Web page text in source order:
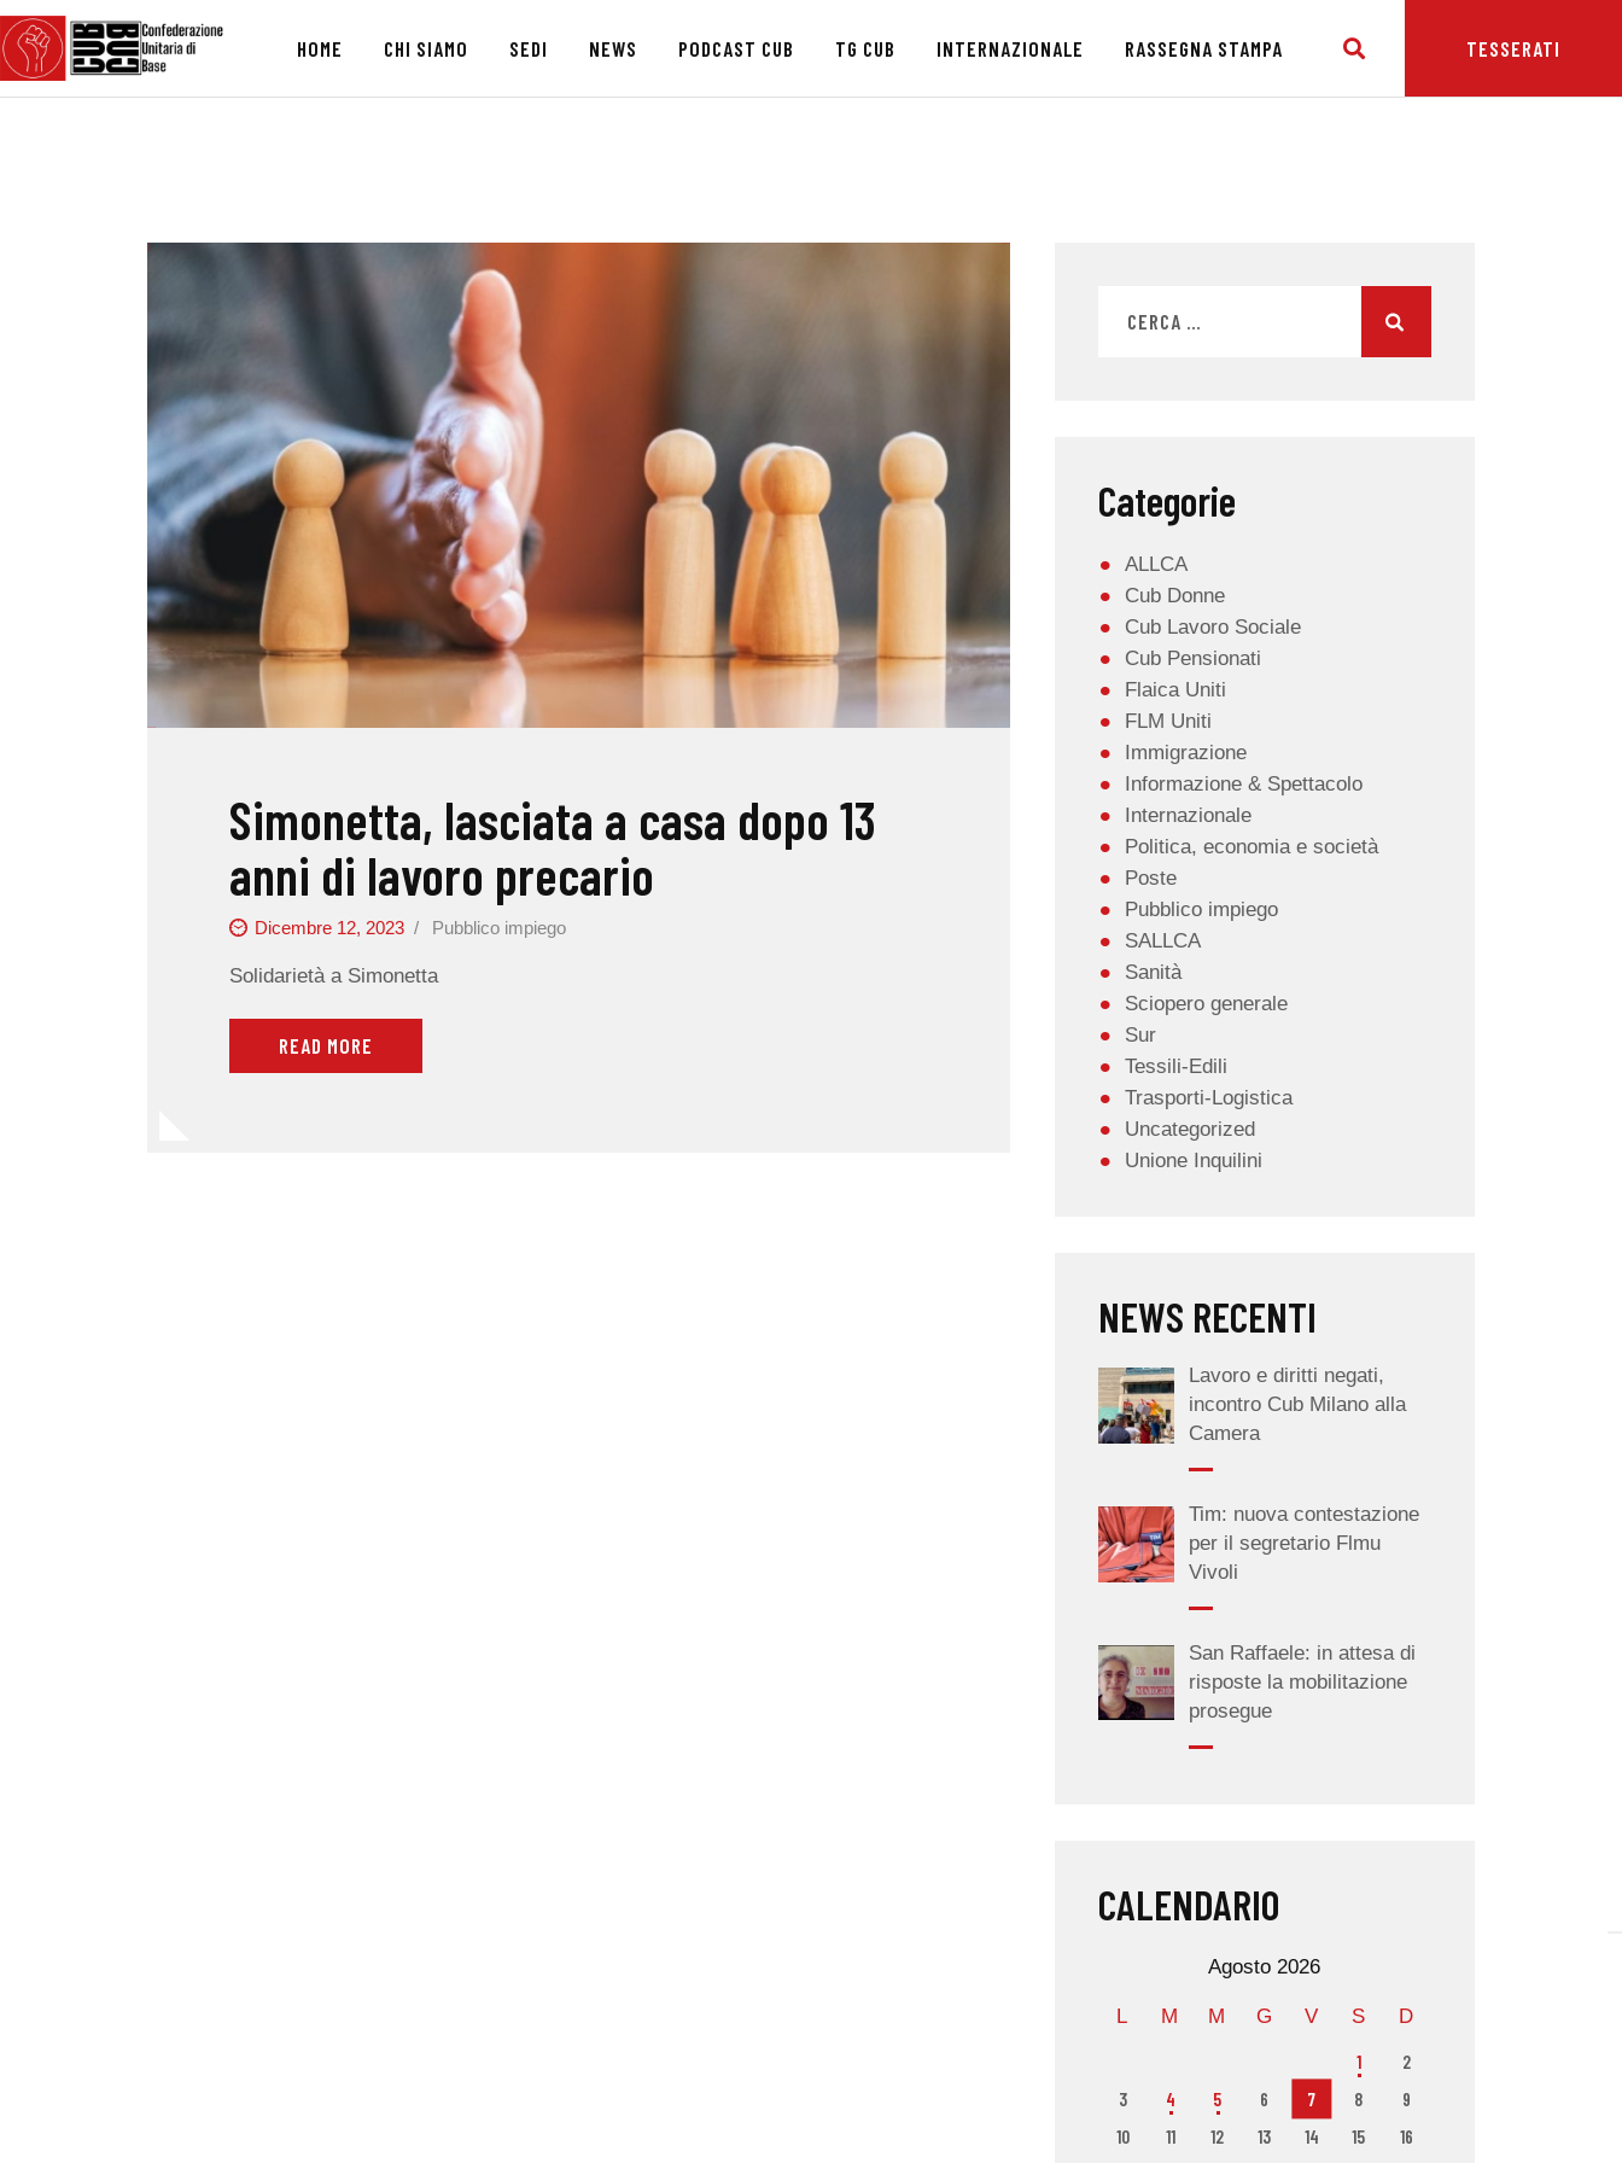
HOME CHI SIAMO SEDI NEWS PODCAST CUB TG CUB INTERNAZIONALE RASSEGNA STAMPA TESSERATI
HOME
CHI SIAMO
NEWS
TG CUB
INTERNAZIONALE
RASSEGNA STAMPA
Simonetta, lasciata a casa dopo 13
anni di lavoro precario
Dicembre 12, 2023 Pubblico impiego
Solidarietà a Simonetta
READ MORE
Categorie
ALLCA
Cub Donne
Cub Lavoro Sociale
Cub Pensionati
Flaica Uniti
FLM Uniti
Immigrazione
Informazione & Spettacolo
Internazionale
Politica, economia e società
Poste
Pubblico impiego
SALLCA
Sanità
Sciopero generale
Sur
Tessili-Edili
Trasporti-Logistica
Uncategorized
Unione Inquilini
NEWS RECENTI
Lavoro e diritti negati,
incontro Cub Milano alla
Camera
Tim: nuova contestazione
per il segretario Flmu
Vivoli
San Raffaele: in attesa di
risposte la mobilitazione
prosegue
CALENDARIO
Agosto 2026
L M M G V S D
1
2
3
4 5 6 7 8
9
10
11 12 13 14 15
16